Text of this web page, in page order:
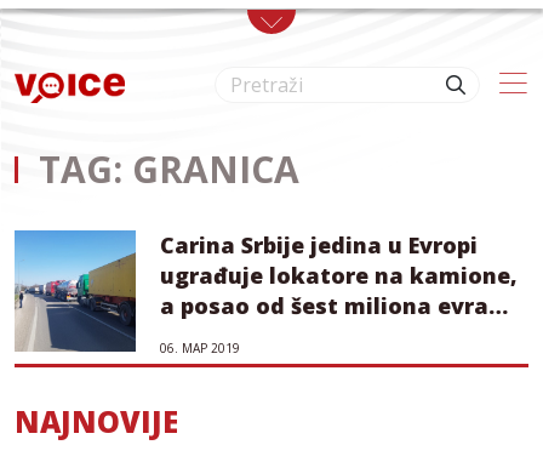
Skip to main content
TAG: GRANICA
Carina Srbije jedina u Evropi
ugrađuje lokatore na kamione,
a posao od šest miliona evra
dala firmi bez prihoda
06. МАР 2019
NAJNOVIJE